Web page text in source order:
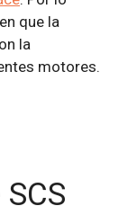
que la
la
motores.